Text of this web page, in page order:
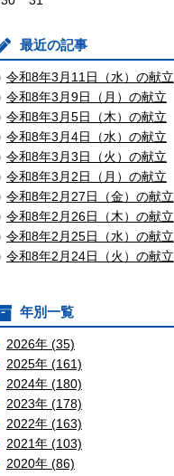
最近の記事
令和8年3月11日（水）の献立
令和8年3月9日（月）の献立
令和8年3月5日（木）の献立
令和8年3月4日（水）の献立
令和8年3月3日（火）の献立
令和8年3月2日（月）の献立
令和8年2月27日（金）の献立
令和8年2月26日（木）の献立
令和8年2月25日（水）の献立
令和8年2月24日（火）の献立
年別一覧
2026年 (35)
2025年 (161)
2024年 (180)
2023年 (178)
2022年 (163)
2021年 (103)
2020年 (86)